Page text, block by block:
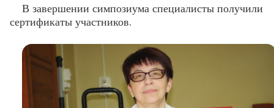
В завершении симпозиума специалисты получили
сертификаты участников.